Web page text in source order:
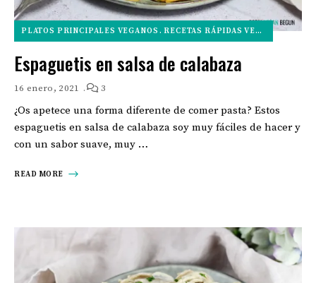
PLATOS PRINCIPALES VEGANOS RECETAS RÁPIDAS VEGANAS
Espaguetis en salsa de calabaza
16 enero, 2021 3
¿Os apetece una forma diferente de comer pasta? Estos
espaguetis en salsa de calabaza soy muy fáciles de hacer y
con un sabor suave, muy …
READ MORE